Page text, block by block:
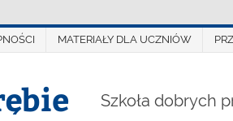
MATERIAŁY DLA UCZNIÓW
Szkoła dobrych